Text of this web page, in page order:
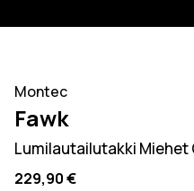
Montec
Fawk
Lumilautailutakki
229,90 €